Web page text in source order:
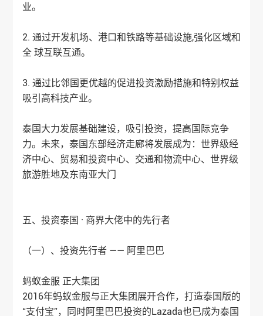
业。
2. 通过开发机场、港口和铁路等基础设施,强化区域和
全 球互联互通。
3. 通过比邻国更优越的促进投资激励措施和特别权益
吸引高科技产业。
泰国大力发展基础建设，吸引投资，提高国际竞争
力。未来，泰国东部经济走廊将发展成为：世界级经
济中心、贸易和投资中心、交通和物流中心、世界级
旅游胜地及东南亚大门
五、投资泰国 · 商界大佬中的先行者
（一）、投资先行者 —— 阿里巴巴
蚂蚁金服 正大集团
2016年蚂蚁金服与正大集团展开合作，打造泰国版的
“支付宝”，同时阿里巴巴投资的Lazada也已成为泰国